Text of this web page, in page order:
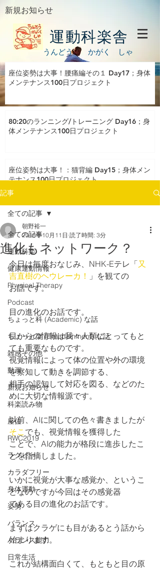
新規お知らせ
運動科楽舎
うんどう かがく しゃ
座位姿勢は大事！腰痛編その１ Day17；身体
メンテナンス100日プロジェクト
80:20のランニング/トレーニング Day16；身
体メンテナンス100日プロジェクト
座位姿勢は大事！：猫背編 Day15；身体メン
テナンス100日プロジェクト
記事
全ての記事
運動科楽
健康運動情報
Physical Therapy
Podcast
ちょっと科 (Academic) な話
ちょっと楽 (Entertainment) な話
雑感その他
動画
新規お知らせ
科楽読み物
座位
RWC2019
ラグビー
カラダフリー
身体運動
姿勢
バランス
バランス能力
日常生活
全ての記事
進化もネットワーク？
朝野裕一
2018年10月11日 読了時間: 3分
今日は毎度おなじみ、NHK-Eテレ「又
吉直樹のヘウレーカ！
」を観ての
お話です。
目の進化のお話です。
目からの情報は我々人類にとってもと
ても重要なものです。
視覚情報によって体の位置や外の環境
を察知して動きを調節する、
相手の認知して対応を図る、などのた
めに大切な情報源です。
以前、AIに関しての色々書きましたが
そこ でも、視覚情報を獲得した
ことで、AIの能力が格段に進歩したこ
とを指摘しました。
いかに視覚が大事な感覚か、というこ
となのですが今回はその感覚器
である目の進化のお話です。
まずはクラゲにも目があるとう話から
始まります。
これが結構面白くて、もともと目の原